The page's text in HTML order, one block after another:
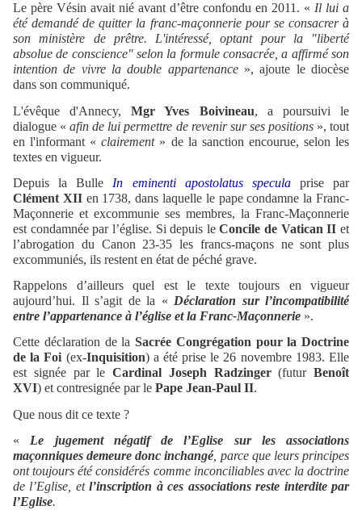
Le père Vésin avait nié avant d’être confondu en 2011. « Il lui a
été demandé de quitter la franc-maçonnerie pour se consacrer à
son ministère de prêtre. L'intéressé, optant pour la "liberté
absolue de conscience" selon la formule consacrée, a affirmé son
intention de vivre la double appartenance», ajoute le diocèse
dans son communiqué.
L'évêque d'Annecy,Mgr Yves Boivineau, a poursuivi le
dialogue « afin de lui permettre de revenir sur ses positions », tout
en l'informant «clairement » de la sanction encourue, selon les
textes en vigueur.
Depuis la Bulle In eminenti apostolatus speculaprise par
Clément XIIen 1738, dans laquelle le pape condamne la Franc-
Maçonnerie et excommunie ses membres, la Franc-Maçonnerie
est condamnée par l’église. Si depuis leConcile de Vatican II et
l’abrogation du Canon 23-35 les francs-maçons ne sont plus
excommuniés, ils restent en état de péché grave.
Rappelons d’ailleurs quel est le texte toujours en vigueur
aujourd’hui. Il s’agit de la « Déclaration sur l’incompatibilité
entre l’appartenance à l’église et la Franc-Maçonnerie ».
Cette déclaration de la Sacrée Congrégation pour la Doctrine
de la Foi(ex-Inquisition) a été prise le 26 novembre 1983. Elle
est signée par le Cardinal Joseph Radzinger(futur Benoît
XVI) et contresignée par le Pape Jean-Paul II.
Que nous dit ce texte ?
« Le jugement négatif de l’Eglise sur les associations
maçonniques demeure donc inchangé, parce que leurs principes
ont toujours été considérés comme inconciliables avec la doctrine
de l’Eglise, etl’inscription à ces associations reste interdite par
l’Eglise.